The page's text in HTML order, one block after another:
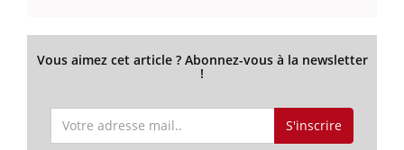
Vous aimez cet article ? Abonnez-vous à la newsletter
!
S'inscrire